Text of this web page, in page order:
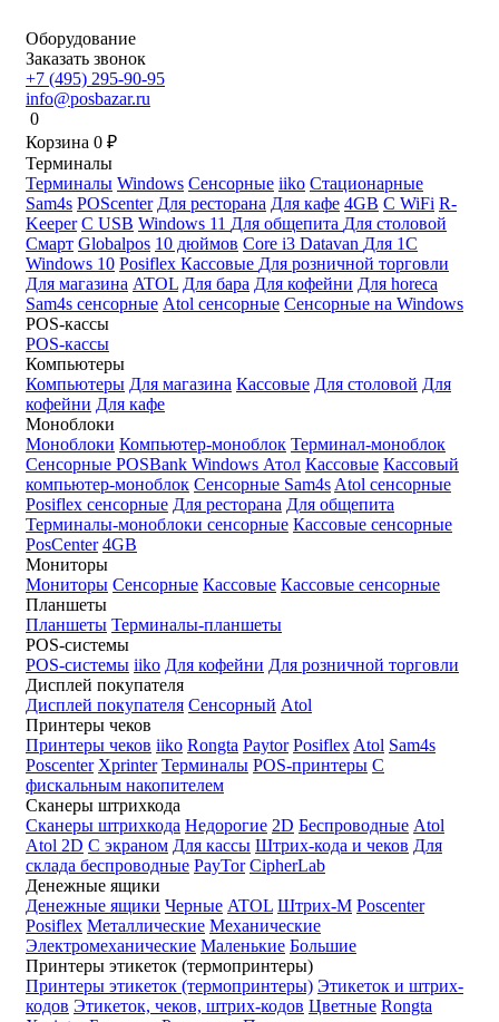
Оборудование
Заказать звонок
+7 (495) 295-90-95
info@posbazar.ru
0
Корзина 0 ₽
Терминалы
Терминалы Windows Сенсорные iiko Стационарные
Sam4s POScenter Для ресторана Для кафе 4GB С WiFi R-
Keeper С USB Windows 11 Для общепита Для столовой
Смарт Globalpos 10 дюймов Core i3 Datavan Для 1С
Windows 10 Posiflex Кассовые Для розничной торговли
Для магазина ATOL Для бара Для кофейни Для horeca
Sam4s сенсорные Atol сенсорные Сенсорные на Windows
POS-кассы
POS-кассы
Компьютеры
Компьютеры Для магазина Кассовые Для столовой Для
кофейни Для кафе
Моноблоки
Моноблоки Компьютер-моноблок Терминал-моноблок
Сенсорные POSBank Windows Атол Кассовые Кассовый
компьютер-моноблок Сенсорные Sam4s Atol сенсорные
Posiflex сенсорные Для ресторана Для общепита
Терминалы-моноблоки сенсорные Кассовые сенсорные
PosCenter 4GB
Мониторы
Мониторы Сенсорные Кассовые Кассовые сенсорные
Планшеты
Планшеты Терминалы-планшеты
POS-системы
POS-системы iiko Для кофейни Для розничной торговли
Дисплей покупателя
Дисплей покупателя Сенсорный Atol
Принтеры чеков
Принтеры чеков iiko Rongta Paytor Posiflex Atol Sam4s
Poscenter Xprinter Терминалы POS-принтеры С
фискальным накопителем
Сканеры штрихкода
Сканеры штрихкода Недорогие 2D Беспроводные Atol
Atol 2D С экраном Для кассы Штрих-кода и чеков Для
склада беспроводные PayTor CipherLab
Денежные ящики
Денежные ящики Черные ATOL Штрих-М Poscenter
Posiflex Металлические Механические
Электромеханические Маленькие Большие
Принтеры этикеток (термопринтеры)
Принтеры этикеток (термопринтеры) Этикеток и штрих-
кодов Этикеток, чеков, штрих-кодов Цветные Rongta